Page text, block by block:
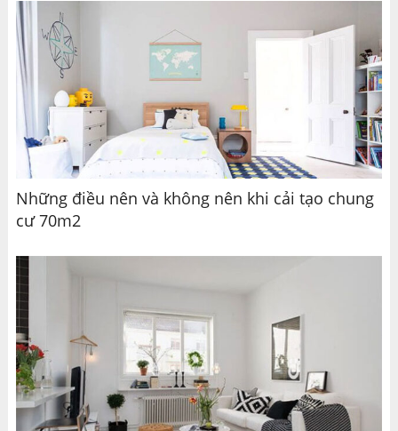
Những điều nên và không nên khi cải tạo chung
cư 70m2